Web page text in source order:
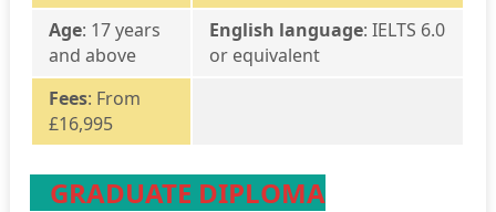
Age: 17 years
and above
English language: IELTS 6.0
or equivalent
Fees: From
£16,995
GRADUATE DIPLOMA